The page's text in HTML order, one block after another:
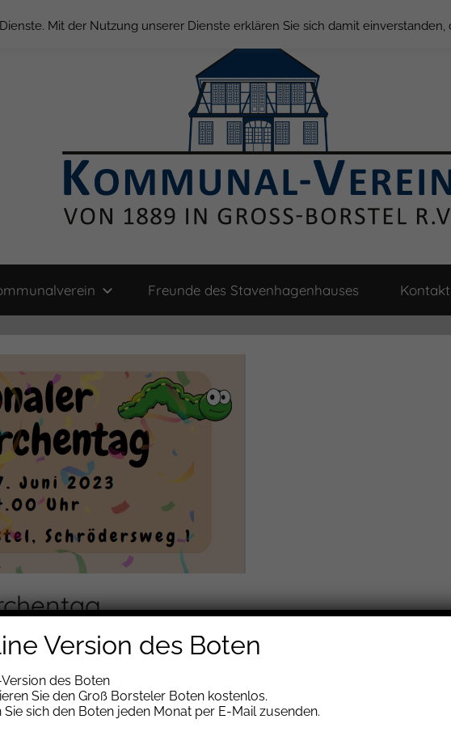
Freunde des Stavenhagenhauses Kontakt
Mit der Nutzung unserer Dienste erklären Sie sich damit einverstanden,
Version des Boten
des Boten
Sie den Groß Borsteler Boten kostenlos.
Sie sich den Boten jeden Monat per E-Mail zusenden.